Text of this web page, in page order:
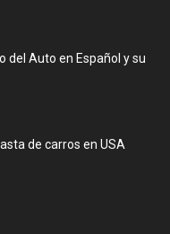
del Auto en Español y su
de carros en USA